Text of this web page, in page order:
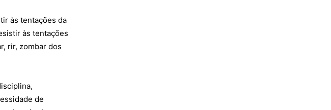
às tentações da
às tentações
rir, zombar dos
de